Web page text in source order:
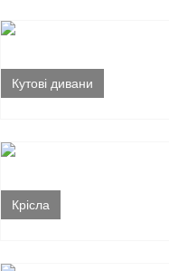
Кутові дивани
Крісла